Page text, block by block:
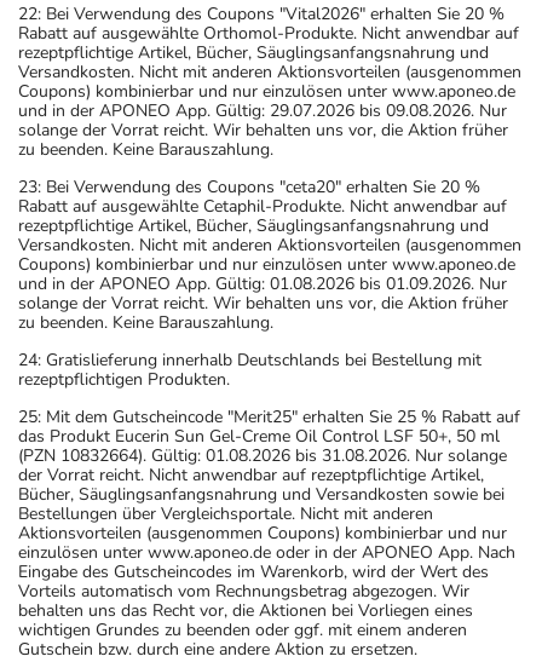
22: Bei Verwendung des Coupons "Vital2026" erhalten Sie 20 %
Rabatt auf ausgewählte Orthomol-Produkte. Nicht anwendbar auf
rezeptpflichtige Artikel, Bücher, Säuglingsanfangsnahrung und
Versandkosten. Nicht mit anderen Aktionsvorteilen (ausgenommen
Coupons) kombinierbar und nur einzulösen unter www.aponeo.de
und in der APONEO App. Gültig: 29.07.2026 bis 09.08.2026. Nur
solange der Vorrat reicht. Wir behalten uns vor, die Aktion früher
zu beenden. Keine Barauszahlung.
23: Bei Verwendung des Coupons "ceta20" erhalten Sie 20 %
Rabatt auf ausgewählte Cetaphil-Produkte. Nicht anwendbar auf
rezeptpflichtige Artikel, Bücher, Säuglingsanfangsnahrung und
Versandkosten. Nicht mit anderen Aktionsvorteilen (ausgenommen
Coupons) kombinierbar und nur einzulösen unter www.aponeo.de
und in der APONEO App. Gültig: 01.08.2026 bis 01.09.2026. Nur
solange der Vorrat reicht. Wir behalten uns vor, die Aktion früher
zu beenden. Keine Barauszahlung.
24: Gratislieferung innerhalb Deutschlands bei Bestellung mit
rezeptpflichtigen Produkten.
25: Mit dem Gutscheincode "Merit25" erhalten Sie 25 % Rabatt auf
das Produkt Eucerin Sun Gel-Creme Oil Control LSF 50+, 50 ml
(PZN 10832664). Gültig: 01.08.2026 bis 31.08.2026. Nur solange
der Vorrat reicht. Nicht anwendbar auf rezeptpflichtige Artikel,
Bücher, Säuglingsanfangsnahrung und Versandkosten sowie bei
Bestellungen über Vergleichsportale. Nicht mit anderen
Aktionsvorteilen (ausgenommen Coupons) kombinierbar und nur
einzulösen unter www.aponeo.de oder in der APONEO App. Nach
Eingabe des Gutscheincodes im Warenkorb, wird der Wert des
Vorteils automatisch vom Rechnungsbetrag abgezogen. Wir
behalten uns das Recht vor, die Aktionen bei Vorliegen eines
wichtigen Grundes zu beenden oder ggf. mit einem anderen
Gutschein bzw. durch eine andere Aktion zu ersetzen.